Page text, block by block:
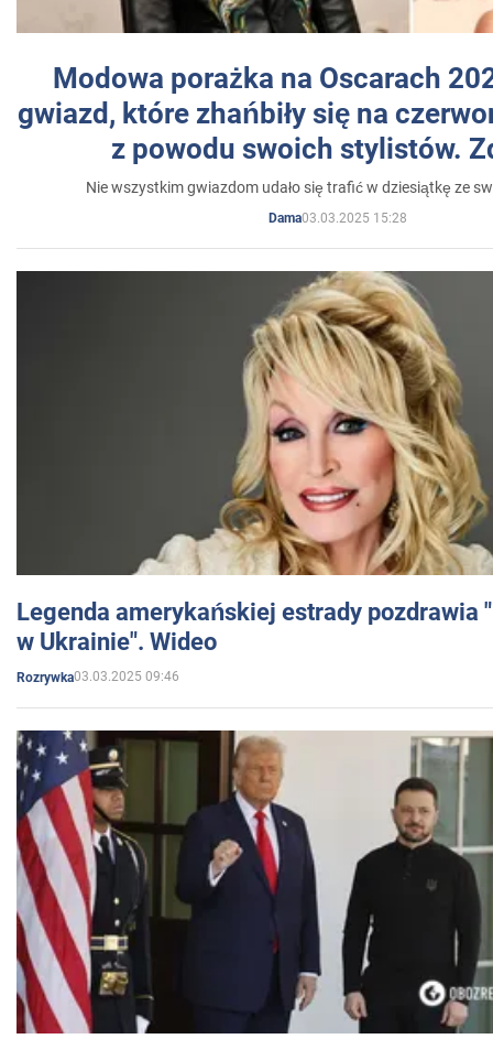
Modowa porażka na Oscarach
gwiazd, które zhańbiły się na
z powodu swoich stylistów.
Nie wszystkim gwiazdom udało się trafić w dziesiątkę ze
Dama03.03.2025 15:28
Legenda amerykańskiej estrady pozdrawia
w Ukrainie". Wideo
Rozrywka03.03.2025 09:46